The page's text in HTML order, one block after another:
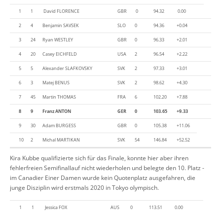
1 1 David FLORENCE GBR 0 94.32 0.00
2 4 Benjamin SAVSEK SLO 0 94.36 +0.04
3 24 Ryan WESTLEY GBR 0 96.33 +2.01
4 20 Casey EICHFELD USA 2 96.54 +2.22
5 5 Alexander SLAFKOVSKY SVK 2 97.33 +3.01
6 3 Matej BENUS SVK 2 98.62 +4.30
7 45 Martin THOMAS FRA 6 102.20 +7.88
8 9 Franz ANTON GER 0 103.65 +9.33
9 30 Adam BURGESS GBR 0 105.38 +11.06
10 2 Michal MARTIKAN SVK 54 146.84 +52.52
Kira Kubbe qualifizierte sich für das Finale, konnte hier aber ihren
fehlerfreien Semifinallauf nicht wiederholen und belegte den 10. Platz -
im Canadier Einer Damen wurde kein Quotenplatz ausgefahren, die
junge Disziplin wird erstmals 2020 in Tokyo olympisch.
1 1 Jessica FOX AUS 0 113.51 0.00